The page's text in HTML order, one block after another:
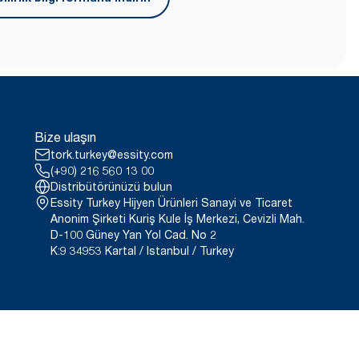
kalan ambalajlar da
per use.
birlikte kullanıldığında.
Bize ulaşın
tork.turkey@essity.com
(+90) 216 560 13 00
Distribütörünüzü bulun
Essity Turkey Hijyen Ürünleri Sanayi ve Ticaret
Anonim Şirketi Kuriş Kule İş Merkezi, Cevizli Mah.
D-100 Güney Yan Yol Cad. No 2
K:9 34953 Kartal / Istanbul / Turkey